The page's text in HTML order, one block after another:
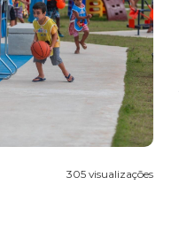
305 visualizações